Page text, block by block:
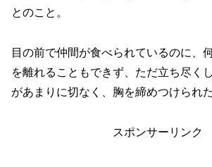
とのこと。
目の前で仲間が食べられているのに、
を離れることもできず、ただ立ち尽く
があまりに切なく、胸を締めつけられた
スポンサーリンク